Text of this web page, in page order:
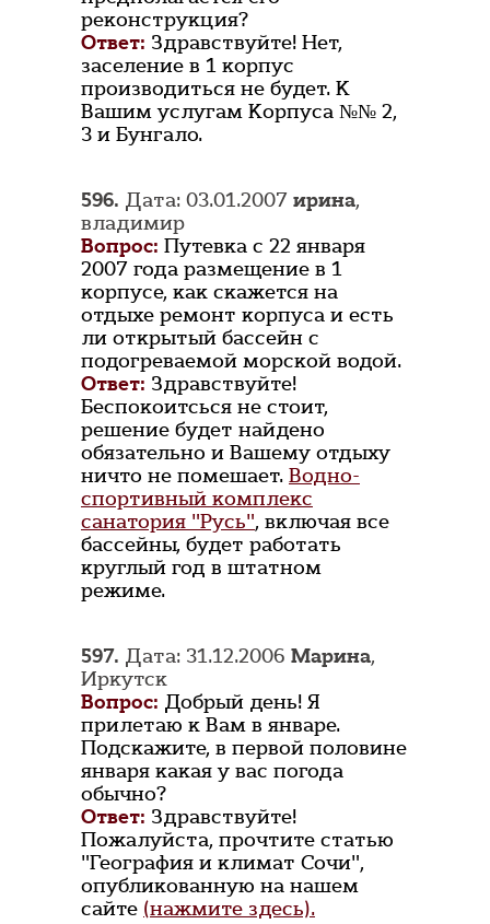
реконструкция?
Ответ: Здравствуйте! Нет,
заселение в 1 корпус
производиться не будет. К
Вашим услугам Корпуса №№ 2,
3 и Бунгало.
596. Дата: 03.01.2007 ирина,
владимир
Вопрос: Путевка с 22 января
2007 года размещение в 1
корпусе, как скажется на
отдыхе ремонт корпуса и есть
ли открытый бассейн с
подогреваемой морской водой.
Ответ: Здравствуйте!
Беспокоитсься не стоит,
решение будет найдено
обязательно и Вашему отдыху
ничто не помешает. Водно-
спортивный комплекс
санатория "Русь", включая все
бассейны, будет работать
круглый год в штатном
режиме.
597. Дата: 31.12.2006 Марина,
Иркутск
Вопрос: Добрый день! Я
прилетаю к Вам в январе.
Подскажите, в первой половине
января какая у вас погода
обычно?
Ответ: Здравствуйте!
Пожалуйста, прочтите статью
"География и климат Сочи",
опубликованную на нашем
сайте (нажмите здесь).